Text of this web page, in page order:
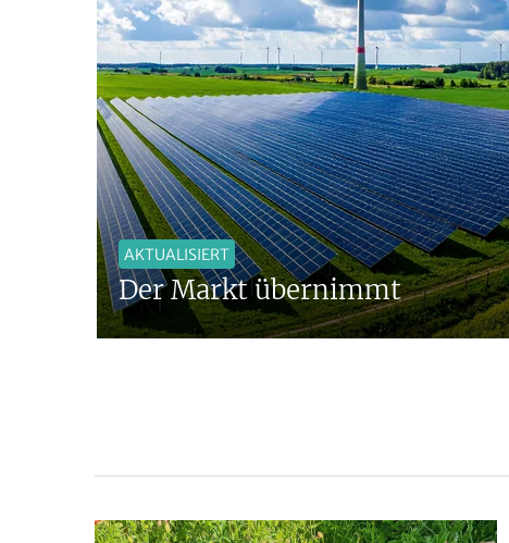
AKTUALISIERT
Der Markt übernimmt